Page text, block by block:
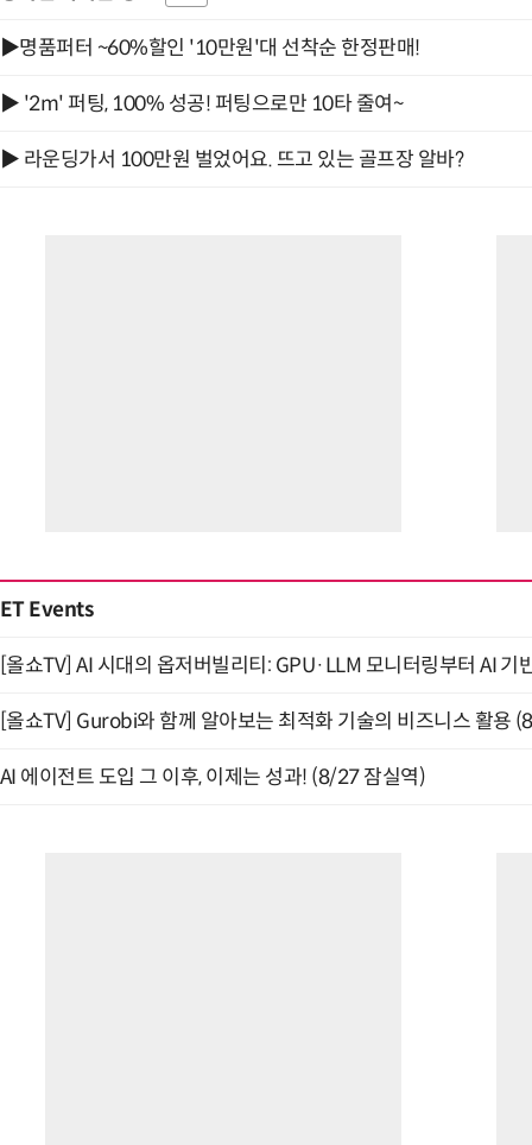
▶명품퍼터 ~60%할인 '10만원'대 선착순 한정판매!
▶ '2m' 퍼팅, 100% 성공! 퍼팅으로만 10타 줄여~
▶ 라운딩가서 100만원 벌었어요. 뜨고 있는 골프장 알바?
ET Events
[올쇼TV] AI 시대의 옵저버빌리티: GPU·LLM 모니터링부터 AI
[올쇼TV] Gurobi와 함께 알아보는 최적화 기술의 비즈니스 활용
AI 에이전트 도입 그 이후, 이제는 성과! (8/27 잠실역)